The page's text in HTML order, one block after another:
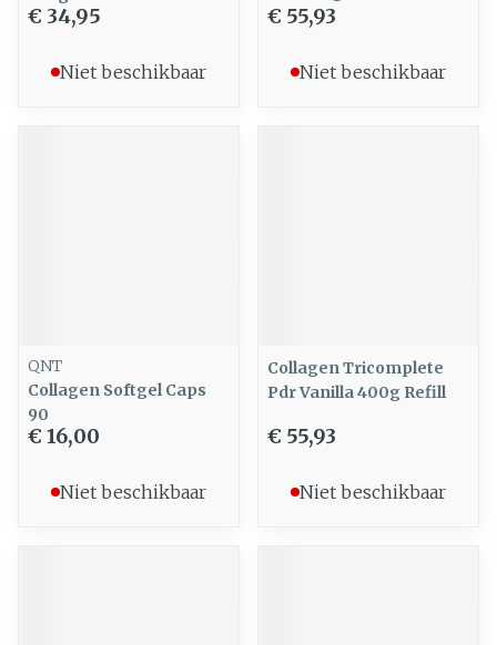
€ 34,95
Niet beschikbaar
€ 55,93
Niet beschikbaar
QNT
Collagen Softgel Caps
90
€ 16,00
Niet beschikbaar
Collagen Tricomplete
Pdr Vanilla 400g Refill
€ 55,93
Niet beschikbaar